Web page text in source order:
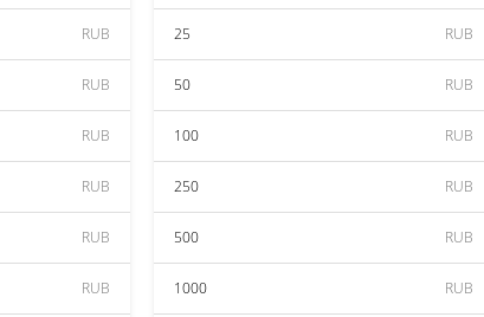
RUB
RUB
RUB
RUB
RUB
RUB
25 RUB
50 RUB
100 RUB
250 RUB
500 RUB
1000 RUB